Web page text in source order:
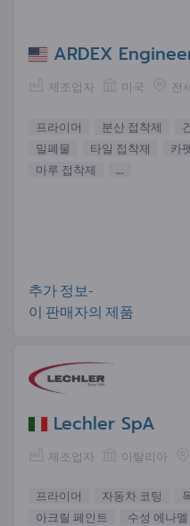
ARDEX
제조업자 미국 전
프라이머 분산 접착제
밀폐물
타일​​ 접착제
카
마루 접착제
...
추가 정보-
이 판매자의 제품
Lechler SpA
제조업자 이탈리아
프라이머 자동차 코팅
아크릴 페인트
수성 에나멜